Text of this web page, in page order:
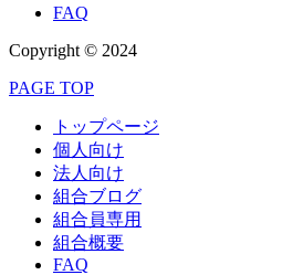
FAQ
Copyright © 2024
PAGE TOP
トップページ
個人向け
法人向け
組合ブログ
組合員専用
組合概要
FAQ